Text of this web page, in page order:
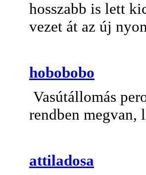
hosszabb is lett
vezet át az új
hobobobo
Vasútállomás
rendben megvan,
attiladosa